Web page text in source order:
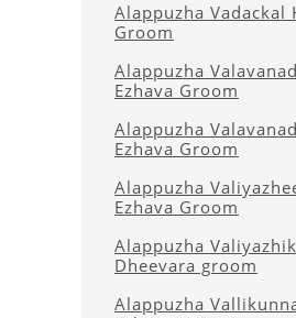
Alappuzha Vadackal
Groom
Alappuzha
Ezhava Groom
Alappuzha
Ezhava Groom
Alappuzha
Ezhava Groom
Alappuzha
Dheevara groom
Alappuzha